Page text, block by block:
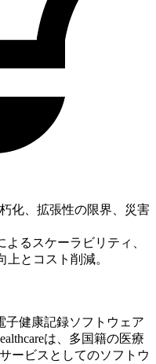
化、拡張性の限界、災害
よるスケーラビリティ、
上とコスト削減。
子健康記録ソフトウェア
は、多国籍の医療
ービスとしてのソフトウ